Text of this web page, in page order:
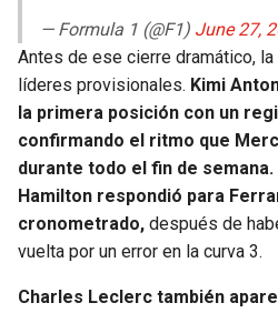
— Formula 1 (@F1) June 27,
Antes de ese cierre dramático,
líderes provisionales. Kimi
la primera posición con un
confirmando el ritmo que
durante todo el fin de semana.
Hamilton respondió para
cronometrado, después de
vuelta por un error en la curva 3.
Charles Leclerc también